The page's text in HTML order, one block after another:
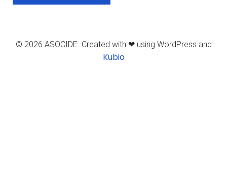
© 2026 ASOCIDE. Created with ❤ using WordPress and
Kubio